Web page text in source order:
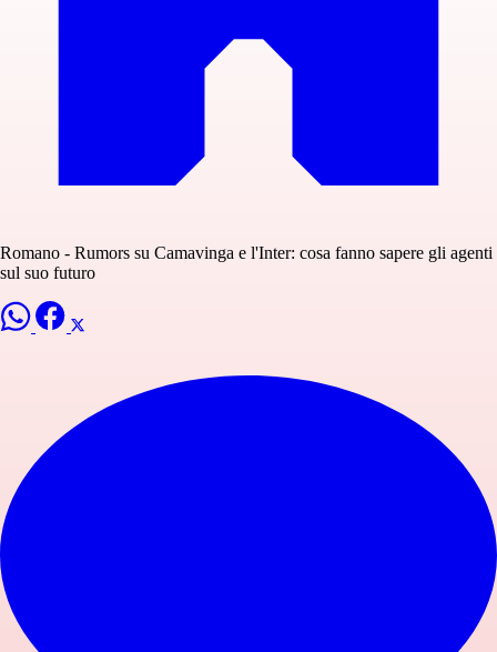
Romano - Rumors su Camavinga e l'Inter: cosa fanno sapere gli agenti
sul suo futuro